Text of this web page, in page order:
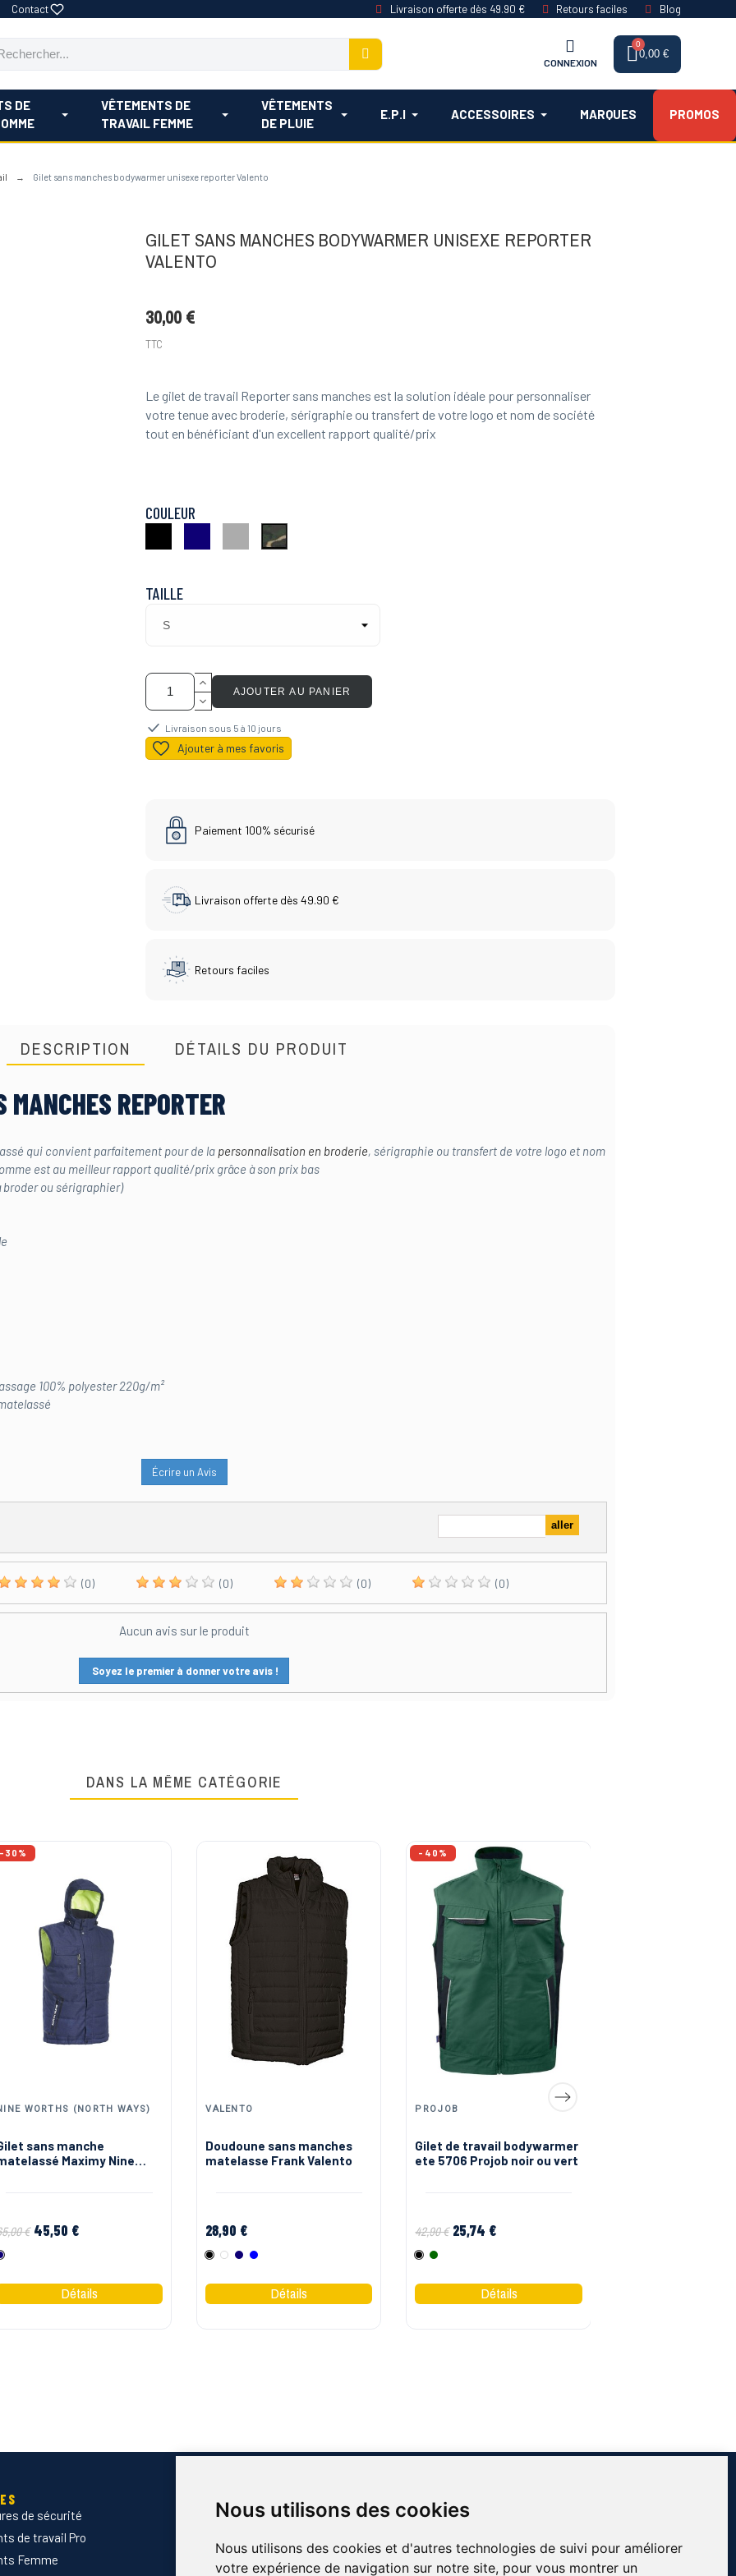
Nous utilisons des cookies
Nous utilisons des cookies et d'autres technologies de suivi pour améliorer
votre expérience de navigation sur notre site, pour vous montrer un
Contact Livraison offerte dès 49.90 € Retours faciles Blog
CONNEXION
0,00 €
DE
VÊTEMENTS DE
TRAVAIL FEMME
VÊTEMENTS
DE PLUIE
E.P.I ACCESSOIRES MARQUES PROMOS
Gilet sans manches bodywarmer unisexe reporter Valento
GILET SANS MANCHES BODYWARMER UNISEXE REPORTER
VALENTO
30,00 €
TTC
Le gilet de travail Reporter sans manches est la solution idéale pour personnaliser
votre tenue avec broderie, sérigraphie ou transfert de votre logo et nom de société
tout en bénéficiant d'un excellent rapport qualité/prix
COULEUR
Camouflage
Kaki
TAILLE
AJOUTER AU PANIER
Livraison sous 5 à 10 jours
Ajouter à mes favoris
Paiement 100% sécurisé
Livraison offerte dès 49.90 €
Retours faciles
DESCRIPTION DÉTAILS DU PRODUIT
REPORTER
qui convient parfaitement pour de la personnalisation en broderie, sérigraphie ou transfert de votre logo et nom
est au meilleur rapport qualité/prix grâce à son prix bas
ou sérigraphier)
100% polyester 220g/m²
Écrire un Avis
(0) (0) (0) (0)
Aucun avis sur le produit
Soyez le premier à donner votre avis !
DANS LA MÊME CATÉGORIE
WORTHS (NORTH WAYS)
sans manche
Maximy Nine
€ 45,50 €
Marine
-30%
VALENTO
Doudoune sans manches
matelasse Frank Valento
28,90 €
NoirBlancMarine
Bleu
PROJOB
Gilet de travail bodywarmer
ete 5706 Projob noir ou vert
42,90 € 25,74 €
NoirVert
-40%
de sécurité
de travail Pro
Femme
SERVICES
Devis B2B
Guide des tailles
INFORMATIONS
Contact
Blog & conseils